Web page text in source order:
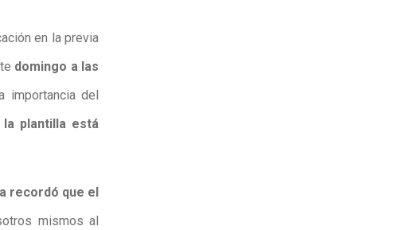
en la previa
domingo a las
importancia del
plantilla está
recordó que el
mismos al